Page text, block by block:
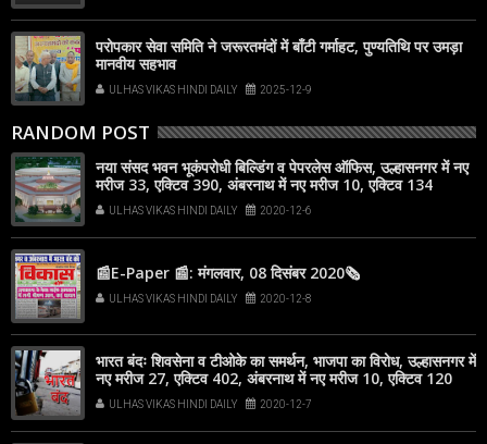
परोपकार सेवा समिति ने जरूरतमंदों में बाँटी गर्माहट, पुण्यतिथि पर उमड़ा
मानवीय सहभाव
ULHAS VIKAS HINDI DAILY 2025-12-9
RANDOM POST
नया संसद भवन भूकंपरोधी बिल्डिंग व पेपरलेस ऑफिस, उल्हासनगर में नए
मरीज 33, एक्टिव 390, अंबरनाथ में नए मरीज 10, एक्टिव 134
ULHAS VIKAS HINDI DAILY 2020-12-6
📰E-Paper 📰: मंगलवार, 08 दिसंबर 2020🗞
ULHAS VIKAS HINDI DAILY 2020-12-8
भारत बंदः शिवसेना व टीओके का समर्थन, भाजपा का विरोध, उल्हासनगर में
नए मरीज 27, एक्टिव 402, अंबरनाथ में नए मरीज 10, एक्टिव 120
ULHAS VIKAS HINDI DAILY 2020-12-7